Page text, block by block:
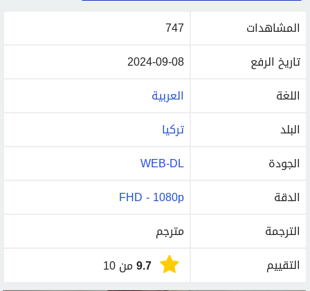
المشاهدات
747
تاريخ الرفع
2024-09-08
اللغة
العربية
البلد
تركيا
الجودة
WEB-DL
الدقة
FHD - 1080p
الترجمة
مترجم
التقييم
9.7من 10